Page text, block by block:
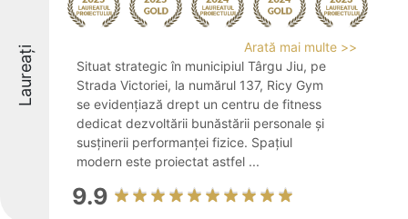
Laureați
Arată mai multe >>
Situat strategic în municipiul Târgu Jiu, pe
Strada Victoriei, la numărul 137, Ricy Gym
se evidențiază drept un centru de fitness
dedicat dezvoltării bunăstării personale și
susținerii performanței fizice. Spațiul
modern este proiectat astfel ...
9.9